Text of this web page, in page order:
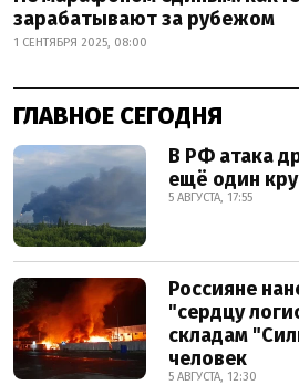
зарабатывают за рубежом
1 СЕНТЯБРЯ 2025, 08:00
ГЛАВНОЕ СЕГОДНЯ
В РФ атака
ещё один
5 АВГУСТА, 17:55
Россияне
"сердцу
складам
человек
5 АВГУСТА, 12:30